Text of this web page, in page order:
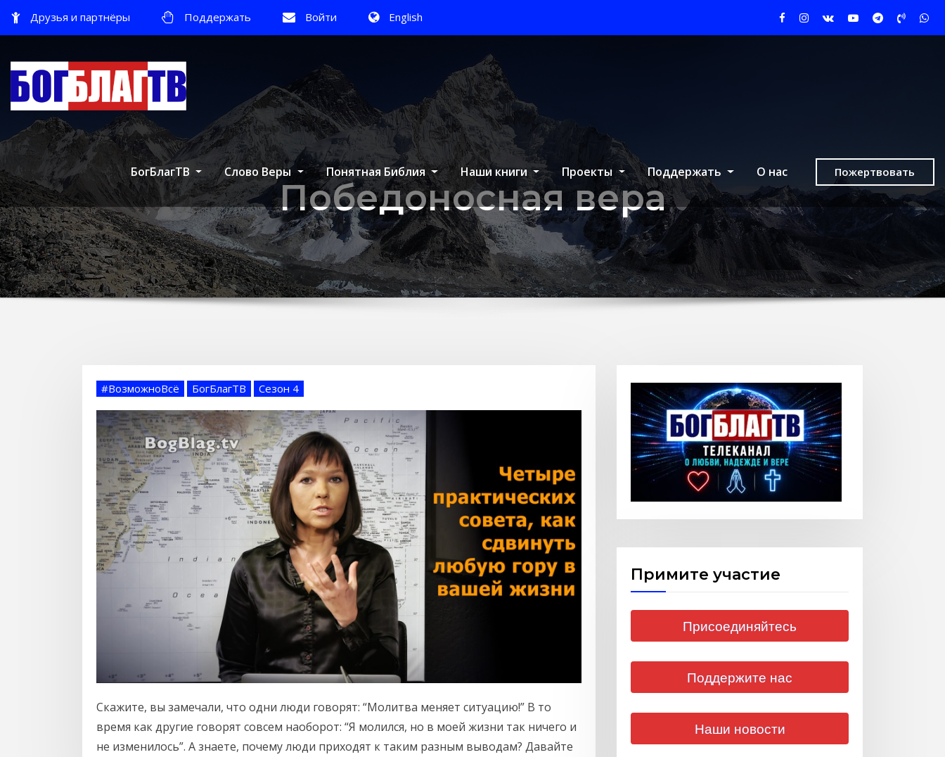
Друзья и партнёры Поддержать Войти English
БогБлагТВ Слово Веры Понятная Библия Наши книги Проекты Поддержать О нас Пожертвовать
Победоносная вера
#ВозможноВсё БогБлагТВ Сезон 4
Скажите, вы замечали, что одни люди говорят: “Молитва меняет ситуацию!” В то
время как другие говорят совсем наоборот: “Я молился, но в моей жизни так ничего и
не изменилось”. А знаете, почему люди приходят к таким разным выводам? Давайте
Примите участие
Присоединяйтесь
Поддержите нас
Наши новости